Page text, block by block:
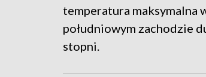
temperatura maksymalna
południowym zachodzie
stopni.